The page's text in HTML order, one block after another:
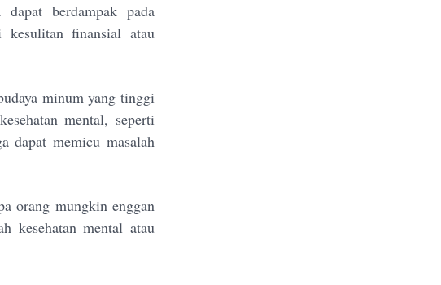
berdampak pada
kesulitan finansial atau
minum yang tinggi
mental, seperti
dapat memicu masalah
orang mungkin enggan
kesehatan mental atau